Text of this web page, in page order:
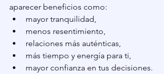
aparecer beneficios como:
mayor tranquilidad,
menos resentimiento,
relaciones más auténticas,
más tiempo y energía para ti,
mayor confianza en tus decisiones.